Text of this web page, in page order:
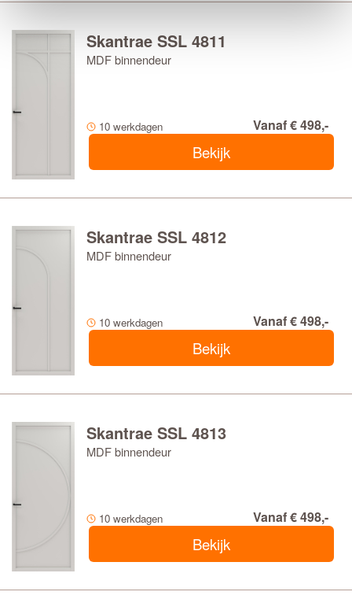
Skantrae SSL 4811
MDF binnendeur
10 werkdagen Vanaf € 498,-
Bekijk
Skantrae SSL 4812
MDF binnendeur
10 werkdagen Vanaf € 498,-
Bekijk
Skantrae SSL 4813
MDF binnendeur
10 werkdagen Vanaf € 498,-
Bekijk